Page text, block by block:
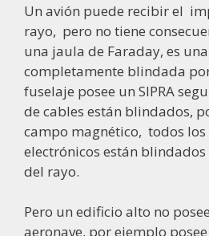
Un avión puede recibir el
rayo, pero no tiene
una jaula de Faraday, es
completamente blindada
fuselaje posee un SIPRA
de cables están blindados,
campo magnético, todos
electrónicos están
del rayo.
Pero un edificio alto no
aeronave, por ejemplo